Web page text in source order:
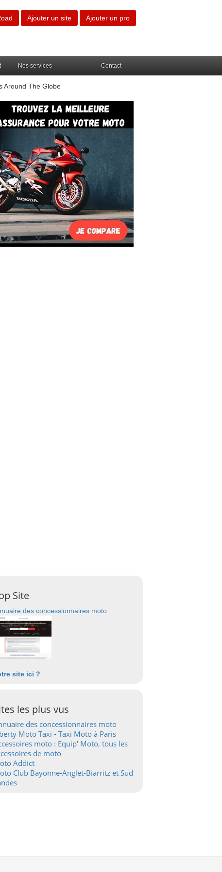
Ajouter un site Ajouter un pro
Nos services Contact
Around The Globe
Site
des concessionnaires moto
site ici ?
les plus vus
des concessionnaires moto
Moto Taxi - Taxi Moto à Paris
moto : Equip' Moto, tous les
de moto
Addict
Club Bayonne-Anglet-Biarritz et Sud